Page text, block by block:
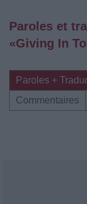
Paroles et
«Giving In
Paroles +
Commentaires